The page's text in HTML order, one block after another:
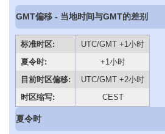
GMT偏移 - 当地时间与GMT的差别
标准时区:
UTC/GMT +1小时
夏令时:
+1小时
目前时区偏移:
UTC/GMT +2小时
时区缩写:
CEST
夏令时